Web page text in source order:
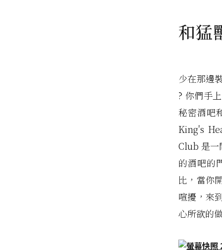
和猛
少在那邊
? 你們手
秘密酒吧
King's
Club 是一
的酒吧的
比，當你
喧擾，來
心所欲的